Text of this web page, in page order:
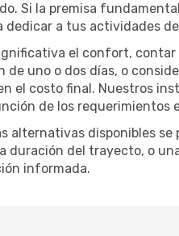
Si la premisa
dedicar a tus actividades
el confort,
uno o dos días, o
el costo final. Nuestros
de los requerimientos
alternativas disponibles
duración del trayecto, o
informada.